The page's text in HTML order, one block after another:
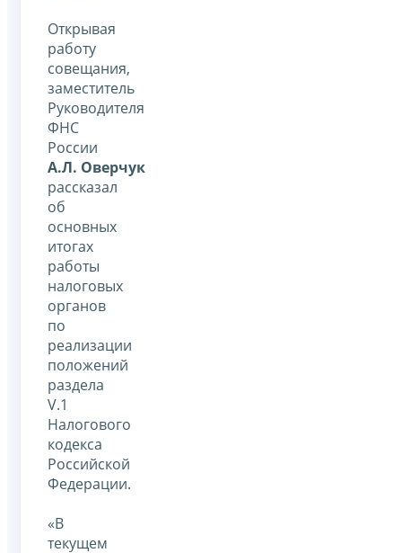
Открывая
работу
совещания,
заместитель
Руководителя
ФНС
России
А.Л. Оверчук
рассказал
об
основных
итогах
работы
налоговых
органов
по
реализации
положений
раздела
V.1
Налогового
кодекса
Российской
Федерации.
«В
текущем